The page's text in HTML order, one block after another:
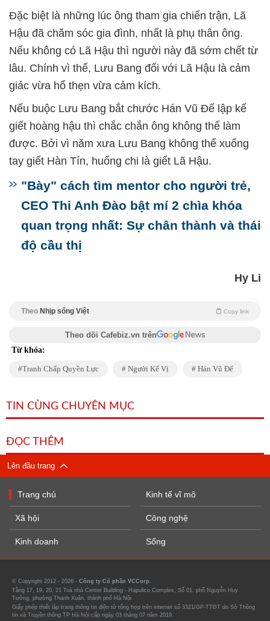
Đặc biệt là những lúc ông tham gia chiến trận, Lã
Hậu đã chăm sóc gia đình, nhất là phụ thân ông.
Nếu không có Lã Hậu thì người này đã sớm chết từ
lâu. Chính vì thế, Lưu Bang đối với Lã Hậu là cảm
giác vừa hổ thẹn vừa cảm kích.
Nếu buộc Lưu Bang bắt chước Hán Vũ Đế lập kế
giết hoàng hậu thì chắc chắn ông không thể làm
được. Bởi vì năm xưa Lưu Bang không thể xuống
tay giết Hàn Tín, huống chi là giết Lã Hậu.
"Bày" cách tìm mentor cho người trẻ,
CEO Thi Anh Đào bật mí 2 chìa khóa
quan trọng nhất: Sự chân thành và thái
độ cầu thị
Hy Li
Theo Nhịp sống Việt Copy link
Theo dõi Cafebiz.vn trên
Từ khóa:
Tranh Chấp Quyền Lực Người Kế Vị Hán Vũ Đế
TIN CÙNG CHUYÊN MỤC
ĐỌC THÊM
Lên đầu trang
Trang chủ
Xã hội
Kinh doanh
Kinh tế vĩ mô
Công nghệ
Sống
© Copyright 2012 - 2026 - Công ty Cổ phần VCCorp.
Tầng 17, 19, 20, 21 Toà nhà Center Building - Hapulico Complex, Số 01, phố Nguyễn Huy
Tưởng, phường Thanh Xuân, thành phố Hà Nội
Giấy phép thiết lập trang thông tin điện tử tổng hợp trên internet số 3321/GP-TTĐT do Sở Thông
tin và Truyền thông TP Hà Nội cấp ngày 03 tháng 07 năm 2019.